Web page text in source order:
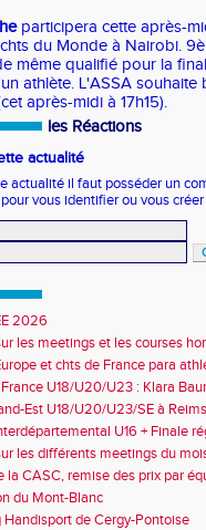
participera cette après-
du Monde à Nairobi.
même qualifié pour la
athlète. L'ASSA souhaite
après-midi à 17h15).
les Réactions
actualité
actualité il faut posséder un
vous identifier ou vous
2026
les meetings et les courses
et chts de France para
d'Europe et multiples
U18/U20/U23 : Klara
Est U18/U20/U23/SE à
U16 + Finale
les différents meetings du
la CASC, remise des prix par
du Mont-Blanc
Handisport de Cergy-Pontoise